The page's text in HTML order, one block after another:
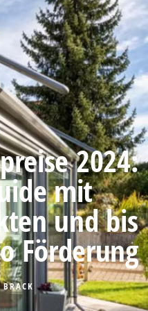
2024:
mit
und bis
Förderung